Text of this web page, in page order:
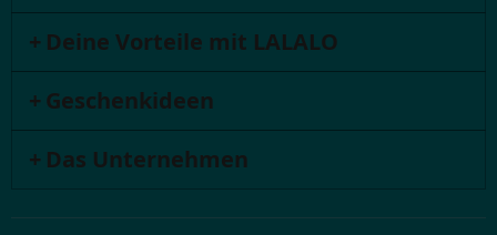
Deine Vorteile mit LALALO
Geschenkideen
Das Unternehmen